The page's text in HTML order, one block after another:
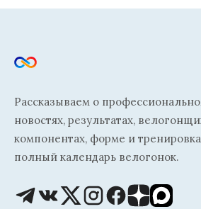
Рассказываем о
новостях, результатах,
компонентах, форме и
полный календарь велогонок.